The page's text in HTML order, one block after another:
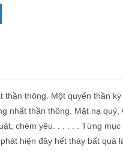
thông. Một quyển thần
nhất thần thông. Mặt nạ
chém yêu. . . . . . Từng
hiện đây hết thảy bất quá